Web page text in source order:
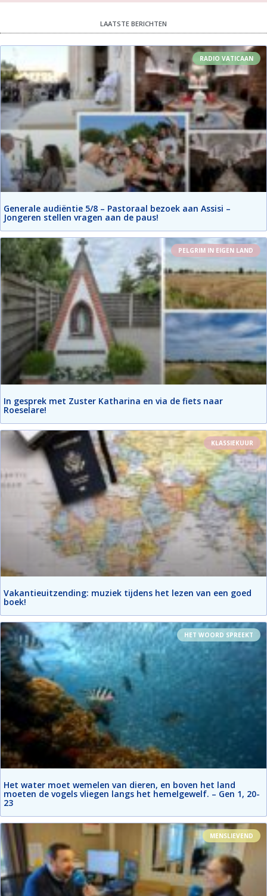
LAATSTE BERICHTEN
RADIO VATICAAN
Generale audiëntie 5/8 – Pastoraal bezoek aan Assisi –
Jongeren stellen vragen aan de paus!
PELGRIM IN EIGEN LAND
In gesprek met Zuster Katharina en via de fiets naar
Roeselare!
KLASSIEKUUR
Vakantieuitzending: muziek tijdens het lezen van een goed
boek!
HET WOORD SPREEKT
Het water moet wemelen van dieren, en boven het land
moeten de vogels vliegen langs het hemelgewelf. – Gen 1, 20-
23
MENSLIEVEND